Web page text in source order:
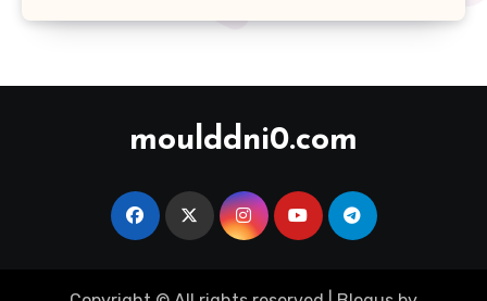
moulddni0.com